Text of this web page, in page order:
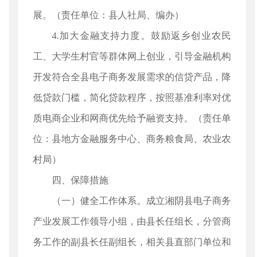
展。（责任单位：县人社局、编办）
4.加大金融支持力度。鼓励返乡创业农民
工、大学生村官等群体网上创业，引导金融机构
开发符合全县电子商务发展需求的信贷产品，降
低贷款门槛，简化贷款程序，按照基准利率对优
质电商企业和网商优先给予融资支持。（责任单
位：县地方金融服务中心、商务粮食局、农业农
村局）
四、保障措施
（一）健全工作体系。成立湘阴县电子商务
产业发展工作领导小组，由县长任组长，分管商
务工作的副县长任副组长，相关县直部门单位和